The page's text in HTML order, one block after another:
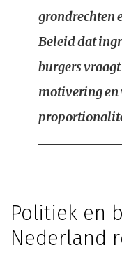
grondrechten
Beleid dat
burgers
motivering en
Politiek en
Nederland